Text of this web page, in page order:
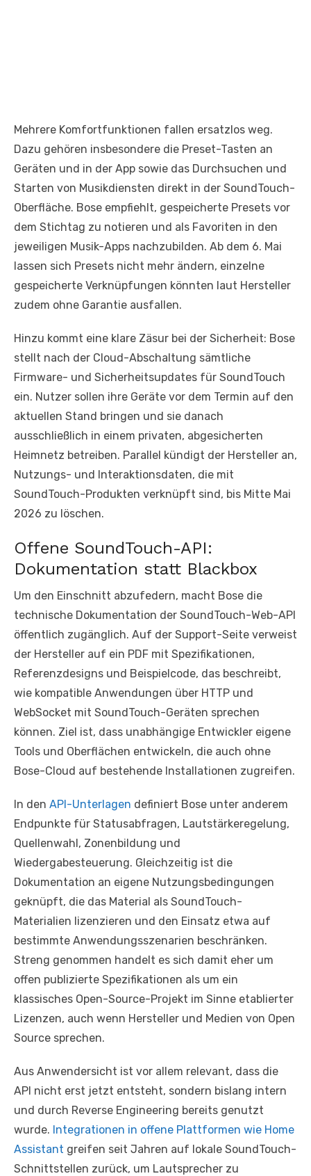
Mehrere Komfortfunktionen fallen ersatzlos weg.
Dazu gehören insbesondere die Preset-Tasten an
Geräten und in der App sowie das Durchsuchen und
Starten von Musikdiensten direkt in der SoundTouch-
Oberfläche. Bose empfiehlt, gespeicherte Presets vor
dem Stichtag zu notieren und als Favoriten in den
jeweiligen Musik-Apps nachzubilden. Ab dem 6. Mai
lassen sich Presets nicht mehr ändern, einzelne
gespeicherte Verknüpfungen könnten laut Hersteller
zudem ohne Garantie ausfallen.
Hinzu kommt eine klare Zäsur bei der Sicherheit: Bose
stellt nach der Cloud-Abschaltung sämtliche
Firmware- und Sicherheitsupdates für SoundTouch
ein. Nutzer sollen ihre Geräte vor dem Termin auf den
aktuellen Stand bringen und sie danach
ausschließlich in einem privaten, abgesicherten
Heimnetz betreiben. Parallel kündigt der Hersteller an,
Nutzungs- und Interaktionsdaten, die mit
SoundTouch-Produkten verknüpft sind, bis Mitte Mai
2026 zu löschen.
Offene SoundTouch-API:
Dokumentation statt Blackbox
Um den Einschnitt abzufedern, macht Bose die
technische Dokumentation der SoundTouch-Web-API
öffentlich zugänglich. Auf der Support-Seite verweist
der Hersteller auf ein PDF mit Spezifikationen,
Referenzdesigns und Beispielcode, das beschreibt,
wie kompatible Anwendungen über HTTP und
WebSocket mit SoundTouch-Geräten sprechen
können. Ziel ist, dass unabhängige Entwickler eigene
Tools und Oberflächen entwickeln, die auch ohne
Bose-Cloud auf bestehende Installationen zugreifen.
In den API-Unterlagen definiert Bose unter anderem
Endpunkte für Statusabfragen, Lautstärkeregelung,
Quellenwahl, Zonenbildung und
Wiedergabesteuerung. Gleichzeitig ist die
Dokumentation an eigene Nutzungsbedingungen
geknüpft, die das Material als SoundTouch-
Materialien lizenzieren und den Einsatz etwa auf
bestimmte Anwendungsszenarien beschränken.
Streng genommen handelt es sich damit eher um
offen publizierte Spezifikationen als um ein
klassisches Open-Source-Projekt im Sinne etablierter
Lizenzen, auch wenn Hersteller und Medien von Open
Source sprechen.
Aus Anwendersicht ist vor allem relevant, dass die
API nicht erst jetzt entsteht, sondern bislang intern
und durch Reverse Engineering bereits genutzt
wurde. Integrationen in offene Plattformen wie Home
Assistant greifen seit Jahren auf lokale SoundTouch-
Schnittstellen zurück, um Lautsprecher zu